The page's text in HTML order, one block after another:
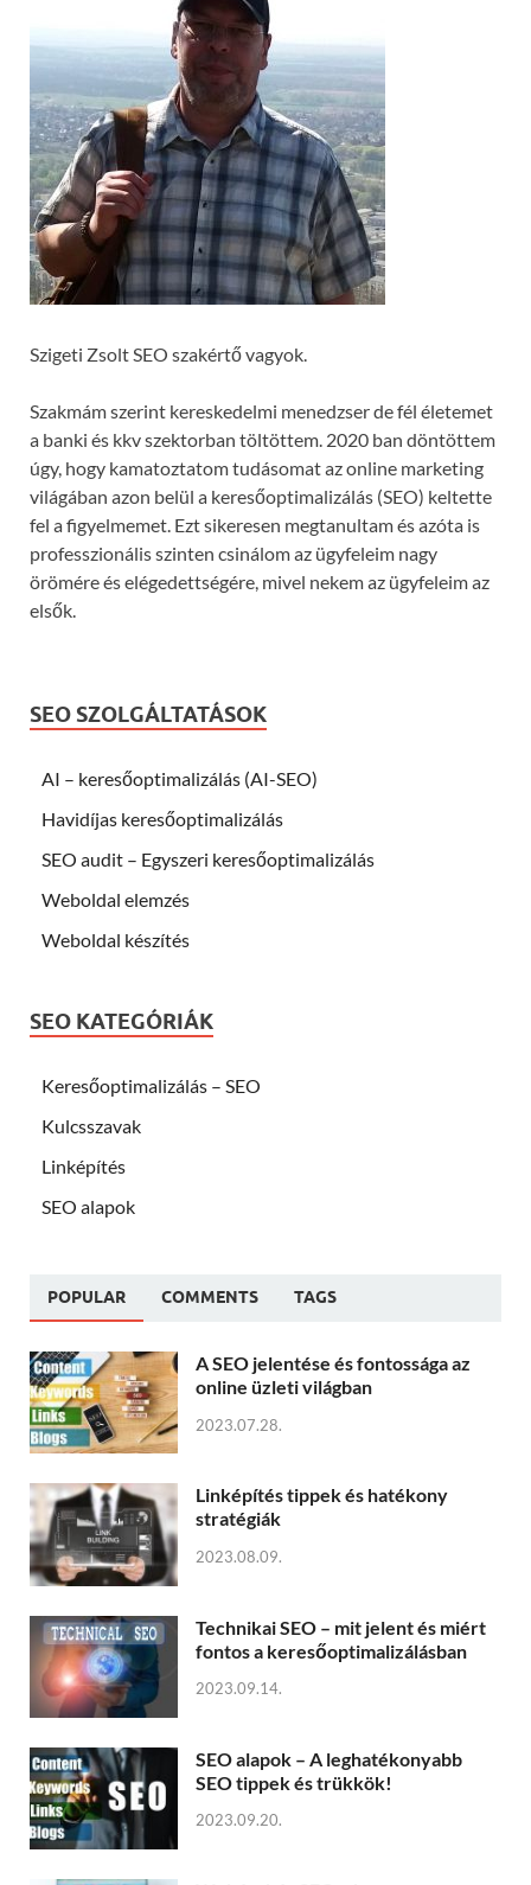
Szigeti Zsolt SEO szakértő vagyok.
Szakmám szerint kereskedelmi menedzser de fél életemet
a banki és kkv szektorban töltöttem. 2020 ban döntöttem
úgy, hogy kamatoztatom tudásomat az online marketing
világában azon belül a keresőoptimalizálás (SEO) keltette
fel a figyelmemet. Ezt sikeresen megtanultam és azóta is
professzionális szinten csinálom az ügyfeleim nagy
örömére és elégedettségére, mivel nekem az ügyfeleim az
elsők.
SEO SZOLGÁLTATÁSOK
AI – keresőoptimalizálás (AI-SEO)
Havidíjas keresőoptimalizálás
SEO audit – Egyszeri keresőoptimalizálás
Weboldal elemzés
Weboldal készítés
SEO KATEGÓRIÁK
Keresőoptimalizálás – SEO
Kulcsszavak
Linképítés
SEO alapok
POPULAR COMMENTS TAGS
A SEO jelentése és fontossága az
online üzleti világban
2023.07.28.
Linképítés tippek és hatékony
stratégiák
2023.08.09.
Technikai SEO – mit jelent és miért
fontos a keresőoptimalizálásban
2023.09.14.
SEO alapok – A leghatékonyabb
SEO tippek és trükkök!
2023.09.20.